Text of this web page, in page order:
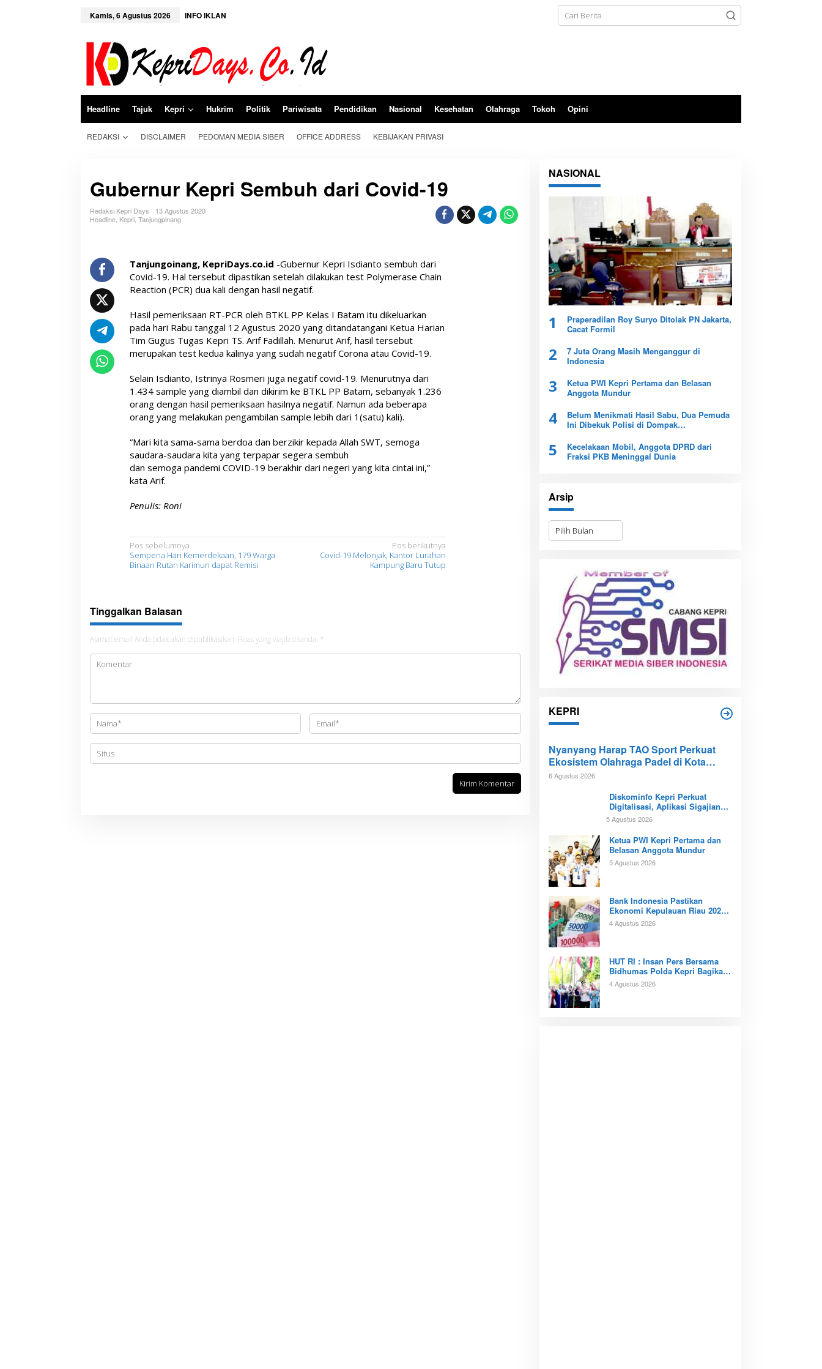
Kamis, 6 Agustus 2026 INFO IKLAN
Headline Tajuk Kepri Hukrim Politik Pariwisata Pendidikan Nasional Kesehatan Olahraga Tokoh Opini
REDAKSI DISCLAIMER PEDOMAN MEDIA SIBER OFFICE ADDRESS KEBIJAKAN PRIVASI
Gubernur Kepri Sembuh dari Covid-19
Redaksi Kepri Days
13 Agustus 2020
Headline Kepri Tanjungpinang
Tanjungoinang, KepriDays.co.id -Gubernur Kepri Isdianto sembuh dari
Covid-19. Hal tersebut dipastikan setelah dilakukan test Polymerase Chain
Reaction (PCR) dua kali dengan hasil negatif.
Hasil pemeriksaan RT-PCR oleh BTKL PP Kelas I Batam itu dikeluarkan
pada hari Rabu tanggal 12 Agustus 2020 yang ditandatangani Ketua Harian
Tim Gugus Tugas Kepri TS. Arif Fadillah. Menurut Arif, hasil tersebut
merupakan test kedua kalinya yang sudah negatif Corona atau Covid-19.
Selain Isdianto, Istrinya Rosmeri juga negatif covid-19. Menurutnya dari
1.434 sample yang diambil dan dikirim ke BTKL PP Batam, sebanyak 1.236
orang dengan hasil pemeriksaan hasilnya negatif. Namun ada beberapa
orang yang melakukan pengambilan sample lebih dari 1(satu) kali).
“Mari kita sama-sama berdoa dan berzikir kepada Allah SWT, semoga
saudara-saudara kita yang terpapar segera sembuh
dan semoga pandemi COVID-19 berakhir dari negeri yang kita cintai ini,”
kata Arif.
Penulis: Roni
N
a
g
a
s
i
o
s
Pos sebelumnya
Sempena Hari Kemerdekaan, 179 Warga
Binaan Rutan Karimun dapat Remisi
Pos berikutnya
Covid-19 Melonjak, Kantor Lurahan
Kampung Baru Tutup
Tinggalkan Balasan
Alamat email Anda tidak akan dipublikasikan. Ruas yang wajib ditandai *
NASIONAL
1
Praperadilan Roy Suryo Ditolak PN Jakarta,
Cacat Formil
2
7 Juta Orang Masih Menganggur di
Indonesia
3
Ketua PWI Kepri Pertama dan Belasan
Anggota Mundur
4
Belum Menikmati Hasil Sabu, Dua Pemuda
Ini Dibekuk Polisi di Dompak
5
Kecelakaan Mobil, Anggota DPRD dari
Fraksi PKB Meninggal Dunia
Arsip
A
s
KEPRI
Nyanyang Harap TAO Sport Perkuat
Ekosistem Olahraga Padel di Kota
Batam
6 Agustus 2026
Diskominfo Kepri Perkuat
Digitalisasi, Aplikasi Sigajian
Sudah Terintegrasi TTE
5 Agustus 2026
Ketua PWI Kepri Pertama dan
Belasan Anggota Mundur
5 Agustus 2026
Bank Indonesia Pastikan
Ekonomi Kepulauan Riau 2026
Tunjukan Kinerja Positif
4 Agustus 2026
‎HUT RI : Insan Pers Bersama
Bidhumas Polda Kepri Bagikan
Ratusan Bendera Merah Putih
4 Agustus 2026